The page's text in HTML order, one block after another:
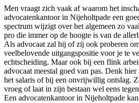
Men vraagt zich vaak af waarom het
advocatenkantoor in Nijeholtpade een
spectrum wijzigt over het algemeen zo
pro die immer op de hoogte is van de
Als advocaat zal hij of zij ook proberen
veelbelovende uitgangspositie voor je te
echtscheiding. Maar ook bij een flink
advocaat meestal goed van pas. Denk
het salaris of bij een onvrijwillig ontslag.
vroeg of laat in zijn bestaan wel eens
Een advocatenkantoor in Nijeholtpade